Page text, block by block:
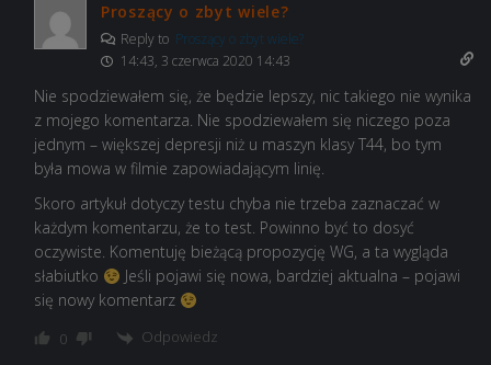
Proszący o zbyt wiele?
Reply to Proszący o zbyt wiele?
14:43, 3 czerwca 2020 14:43
Nie spodziewałem się, że będzie lepszy, nic takiego nie wynika
z mojego komentarza. Nie spodziewałem się niczego poza
jednym – większej depresji niż u maszyn klasy T44, bo tym
była mowa w filmie zapowiadającym linię.
Skoro artykuł dotyczy testu chyba nie trzeba zaznaczać w
każdym komentarzu, że to test. Powinno być to dosyć
oczywiste. Komentuję bieżącą propozycję WG, a ta wygląda
słabiutko
Jeśli pojawi się nowa, bardziej aktualna – pojawi
się nowy komentarz
0 Odpowiedz